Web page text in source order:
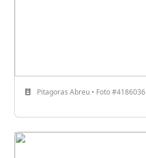
Pitagoras Abreu • Foto #4186036